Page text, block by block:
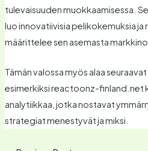
tulevaisuuden muokkaamisessa.
luo innovatiivisia pelikokemuksia ja
määrittelee sen asemasta
Tämän valossa myös alaa
esimerkiksi reactoonz-finland.net
analytiikkaa, jotka nostavat
strategiat menestyvät ja miksi.